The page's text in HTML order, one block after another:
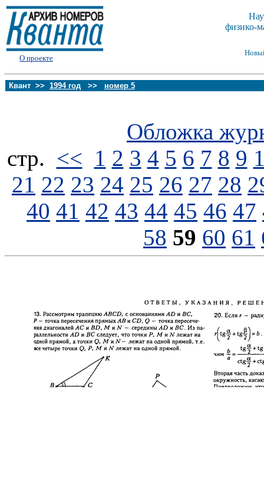
О проекте
физико-
Квант >> 1994 год >> номер 5
Обложка
стp. << 1 2 3 4 5 6 7 8 9
21 22 23 24 25 26 27 28
40 41 42 43 44 45 46 47
58 59 60 61